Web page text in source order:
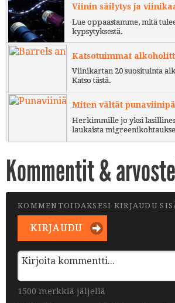
Viinin säilytys ja
Lue oppaastamme, mitä
kypsytyksestä.
Katsotuimmat
Viinikartan 20 suosituinta
Katso tästä.
Miten vältät
Herkimmille jo yksi
laukaista
Kommentit &
KOMMENTOIDAKSESI KIRJAUDU
KIRJAUDU
1500 merkkiä jäljellä